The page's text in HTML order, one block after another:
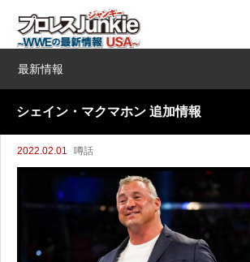
最新情報
シェイン・マクマホン 追加情報
2022.02.01 噂話